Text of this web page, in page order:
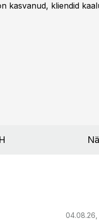
kasvanud, kliendid
04.08.26,